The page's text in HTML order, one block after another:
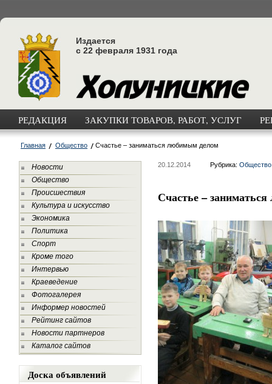
Издается
с 22 февраля 1931 года
РЕДАКЦИЯ ЗАКУПКИ ТОВАРОВ, РАБОТ, УСЛУГ
Главная Общество Счастье – заниматься любимым делом
Новости
Общество
Происшествия
Культура и искусство
Экономика
Политика
Спорт
Кроме того
Интервью
Краеведение
Фотогалерея
Информер новостей
Рейтинг сайтов
Новости партнеров
Каталог сайтов
Доска объявлений
20.12.2014 Рубрика: Общество
Счастье –